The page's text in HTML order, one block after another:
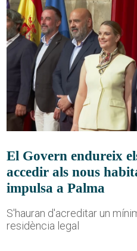
El Govern endureix
accedir als nous
impulsa a Palma
S'hauran d'acreditar un
residència legal